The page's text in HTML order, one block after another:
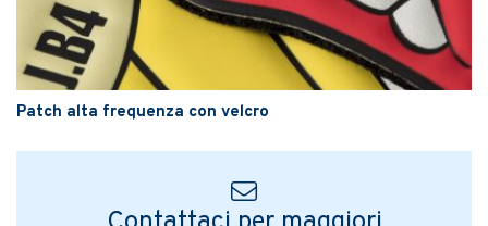
Patch alta frequenza con velcro